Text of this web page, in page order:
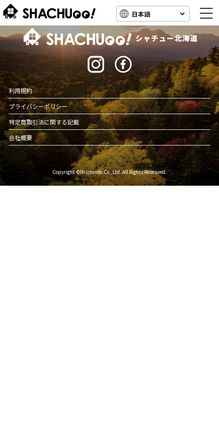
北海道キャンピングカー車中泊スポット情報
シャチュー北海道
利用規約
プライバシーポリシー
特定商取引法に関する記載
会社概要
Copyright ©Nisshindo Co.,Ltd. All Rights Reseaved.